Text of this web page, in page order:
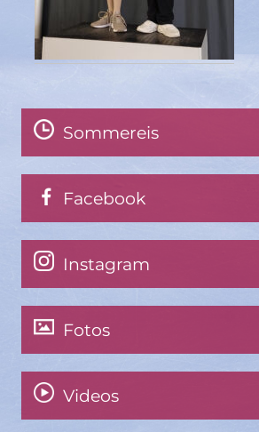
Sommereis
Facebook
Instagram
Fotos
Videos